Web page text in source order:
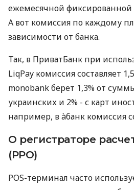
ежемесячной фиксированной
А вот комиссия по каждому
зависимости от банка.
Так, в ПриватБанк при
LiqPay комиссия составляет
monobank берет 1,3% от
украинских и 2% - с карт
например, в àбанк комиссия
О регистраторе
(РРО)
POS-терминал часто